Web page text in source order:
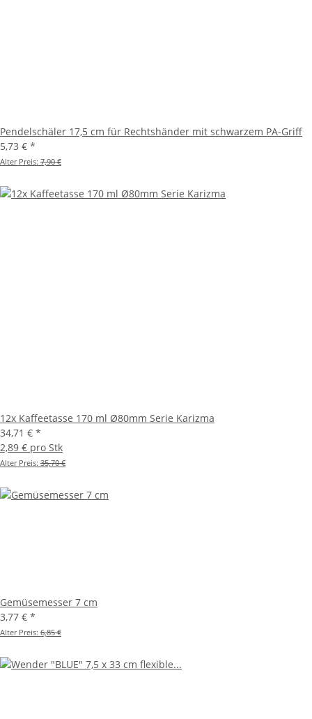
Pendelschäler 17,5 cm für Rechtshänder mit schwarzem PA-Griff
5,73 € *
Alter Preis: 7,90 €
12x Kaffeetasse 170 ml Ø80mm Serie Karizma
34,71 € *
2,89 € pro Stk
Alter Preis: 35,70 €
Gemüsemesser 7 cm
3,77 € *
Alter Preis: 6,85 €